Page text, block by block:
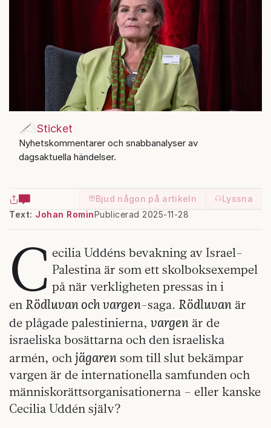
Sticket
Nyhetskommentarer och snabbanalyser av
dagsaktuella händelser.
Bjud någon på artikeln
Lyssna
Text: Johan RominPublicerad 2025-11-28
C ecilia Uddéns bevakning av Israel-
Palestina är som ett skolboksexempel
på när verkligheten pressas in i
en Rödluvan och vargen-saga. Rödluvan är
de plågade palestinierna, vargen är de
israeliska bosättarna och den israeliska
armén, ochjägaren som till slut bekämpar
vargen är de internationella samfunden och
människorättsorganisationerna – eller kanske
Cecilia Uddén själv?